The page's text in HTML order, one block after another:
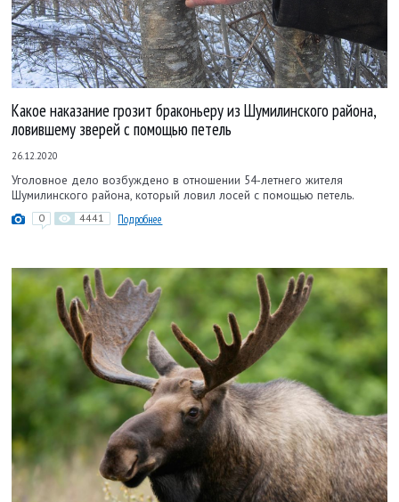
Какое наказание грозит браконьеру из Шумилинского района,
ловившему зверей с помощью петель
26.12.2020
Уголовное дело возбуждено в отношении 54-летнего жителя
Шумилинского района, который ловил лосей с помощью петель.
0 4441 Подробнее